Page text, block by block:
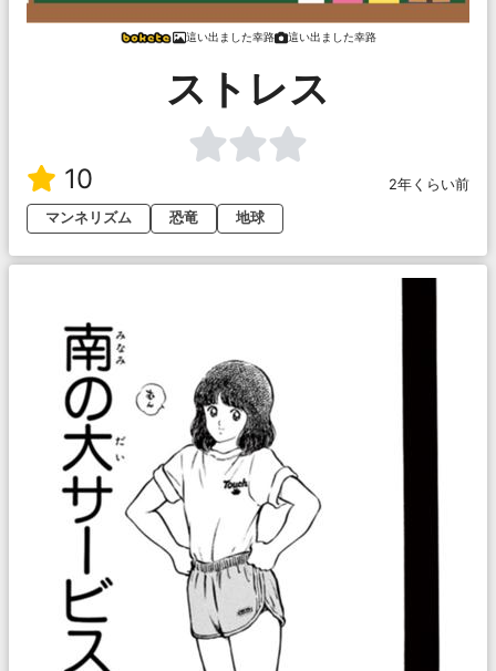
這い出ました幸路 這い出ました幸路
ストレス
10
2年くらい前
マンネリズム
恐竜 地球